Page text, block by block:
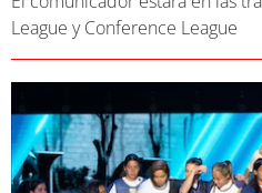
League y Conference League